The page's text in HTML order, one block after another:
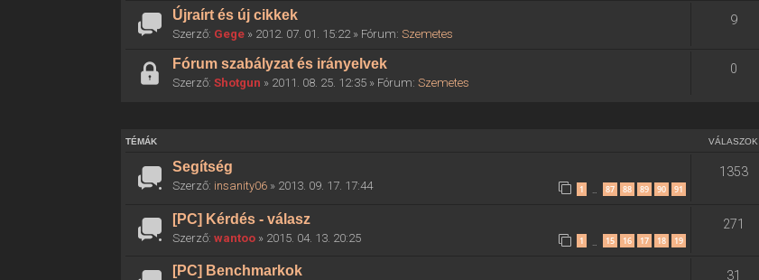
Újraírt és új cikkek
Szerző: Gege » 2012. 07. 01. 15:22 » Fórum:Szemetes
9
Fórum szabályzat és irányelvek
Szerző:Shotgun » 2011. 08. 25. 12:35 » Fórum:Szemetes
0
TÉMÁK VÁLASZOK
Segítség
Szerző: insanity06 » 2013. 09. 17. 17:44 1 … 87 88 89 90 91
1353
[PC] Kérdés - válasz
Szerző:wantoo » 2015. 04. 13. 20:25 1 15 16 17 18 19
271
[PC] Benchmarkok 31